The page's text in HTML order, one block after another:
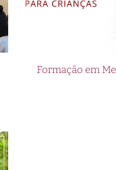
Formação em